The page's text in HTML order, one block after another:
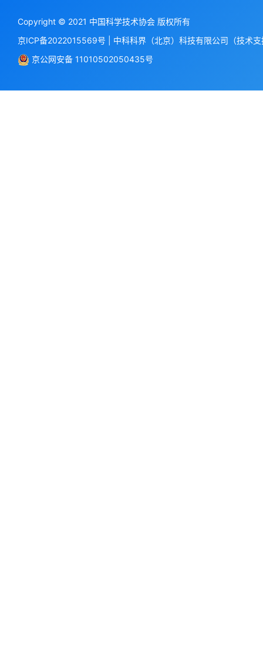
Copyright © 2021 中国科学技术协会 版权所有
京ICP备2022015569号
中科科界（北京）科技有限公司（技术
京公网安备 11010502050435号